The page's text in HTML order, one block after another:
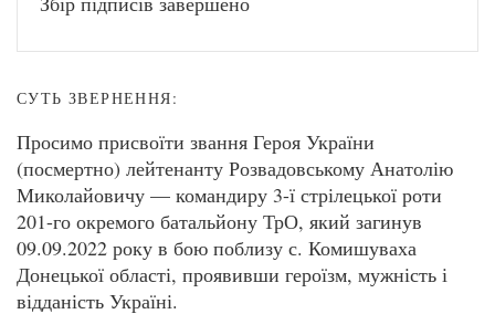
СУТЬ ЗВЕРНЕННЯ:
Просимо присвоїти звання Героя України
(посмертно) лейтенанту Розвадовському Анатолію
Миколайовичу — командиру 3-ї стрілецької роти
201-го окремого батальйону ТрО, який загинув
09.09.2022 року в бою поблизу с. Комишуваха
Донецької області, проявивши героїзм, мужність і
відданість Україні.